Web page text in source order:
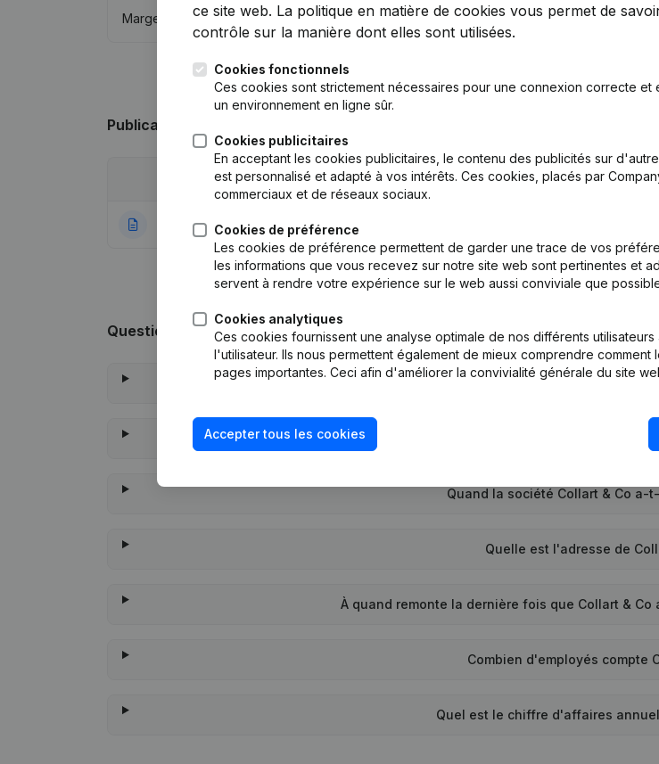
Marge brute €-20 011 -243,97% €13 899
Publications
Publication
22-12-2020 Rubrique Constitution (Nouvelle Personne Morale, Ouverture
Questions fréquemment posées
Quel est le numéro de TVA de
Quel est l'identifiant PEPPOL
Quand la société Collart & Co a-
Quelle est l'adresse de
À quand remonte la dernière fois que Collart &
Combien d'employés compte
Quel est le chiffre d'affaires
ce site web. La politique en matière de cookies vous permet de
contrôle sur la manière dont elles sont utilisées.
Cookies fonctionnels
Ces cookies sont strictement nécessaires pour une connexion correcte et
un environnement en ligne sûr.
Cookies publicitaires
En acceptant les cookies publicitaires, le contenu des publicités sur
est personnalisé et adapté à vos intérêts. Ces cookies, placés par
commerciaux et de réseaux sociaux.
Cookies de préférence
Les cookies de préférence permettent de garder une trace de vos
les informations que vous recevez sur notre site web sont pertinentes et
servent à rendre votre expérience sur le web aussi conviviale que
Cookies analytiques
Ces cookies fournissent une analyse optimale de nos différents
l'utilisateur. Ils nous permettent également de mieux comprendre comment
pages importantes. Ceci afin d'améliorer la convivialité générale du site
Accepter tous les cookies